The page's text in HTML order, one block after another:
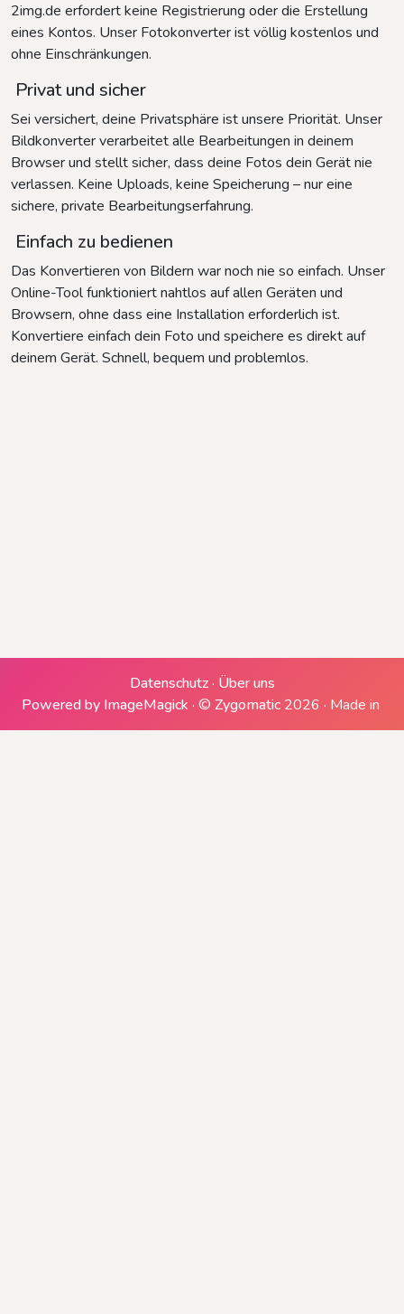
2img.de erfordert keine Registrierung oder die Erstellung
eines Kontos. Unser Fotokonverter ist völlig kostenlos und
ohne Einschränkungen.
Privat und sicher
Sei versichert, deine Privatsphäre ist unsere Priorität. Unser
Bildkonverter verarbeitet alle Bearbeitungen in deinem
Browser und stellt sicher, dass deine Fotos dein Gerät nie
verlassen. Keine Uploads, keine Speicherung – nur eine
sichere, private Bearbeitungserfahrung.
Einfach zu bedienen
Das Konvertieren von Bildern war noch nie so einfach. Unser
Online-Tool funktioniert nahtlos auf allen Geräten und
Browsern, ohne dass eine Installation erforderlich ist.
Konvertiere einfach dein Foto und speichere es direkt auf
deinem Gerät. Schnell, bequem und problemlos.
Datenschutz· Über uns
Powered by ImageMagick · © Zygomatic2026 · Made in
Downloads generieren
Erzeugen einer ZIP-Datei
Herunterladen